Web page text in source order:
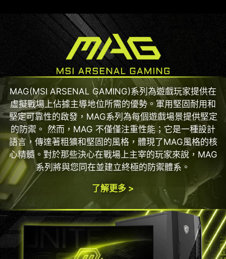
MAG(MSI ARSENAL GAMING)系列為遊戲玩家提供在
虛擬戰場上佔據主導地位所需的優勢。軍用堅固耐用和
堅定可靠性的啟發，MAG系列為每個遊戲場景提供堅定
的防禦。 然而，MAG 不僅僅注重性能；它是一種設計
語言，傳達著粗獷和堅固的風格，體現了MAG風格的核
心精髓。對於那些決心在戰場上主宰的玩家來說，MAG
系列將與您同在並建立終極的防禦體系。
了解更多 >